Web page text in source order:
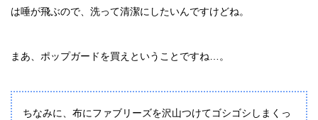
は唾が飛ぶので、洗って清潔にしたいんですけどね。
まあ、ポップガードを買えということですね…。
ちなみに、布にファブリーズを沢山つけてゴシゴシしまくっ